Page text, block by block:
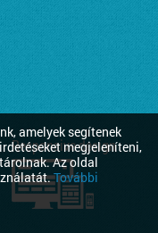
amelyek segítenek
megjeleníteni,
Az oldal
További
Responsive design